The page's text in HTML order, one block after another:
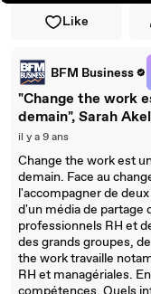
Like
BFM Business
"Change the work
demain", Sarah
il y a 9 ans
Change the work est
demain. Face au
l'accompagner de
d'un média de partage
professionnels RH et
des grands groupes,
the work travaille
RH et managériales.